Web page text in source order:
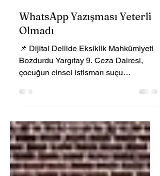
Fener Hukuk
27 Haz 2025
WhatsApp Yazışması Yeterli
Olmadı
Bozdurdu Yargıtay 9. Ceza Dairesi,
çocuğun cinsel istismarı suçu
nedeniyle sanık hakkında verilen
mahkûmiyet kararını eksik dijital
inceleme gerekçesiyle oy birliğiyle
bozdu. Kararın özünde önemli bir ilke
vurgulandı: